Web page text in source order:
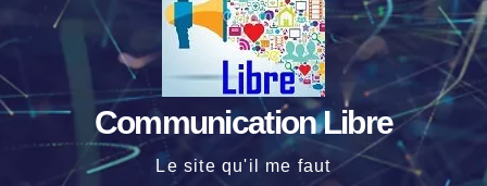
Communication Libre
Le site qu'il me faut